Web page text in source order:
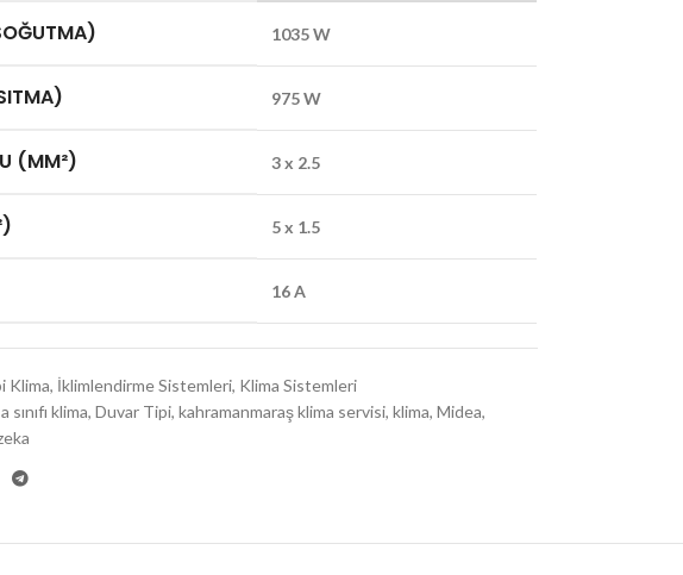
1035 W
975 W
(MM²) 3 x 2.5
5 x 1.5
16 A
Klima, İklimlendirme Sistemleri, Klima Sistemleri
a sınıfı klima, Duvar Tipi, kahramanmaraş klima servisi, klima, Midea,